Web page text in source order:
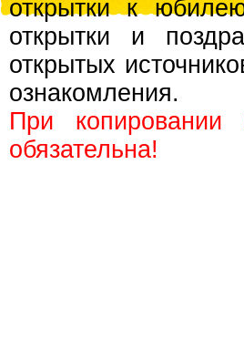
открытки к
открытки и
открытых
ознакомления.
При
обязательна!